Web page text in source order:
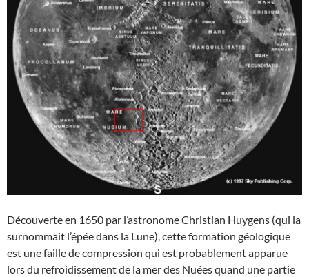
Découverte en 1650 par l’astronome Christian Huygens (qui la
surnommait l’épée dans la Lune), cette formation géologique
est une faille de compression qui est probablement apparue
lors du refroidissement de la mer des Nuées quand une partie